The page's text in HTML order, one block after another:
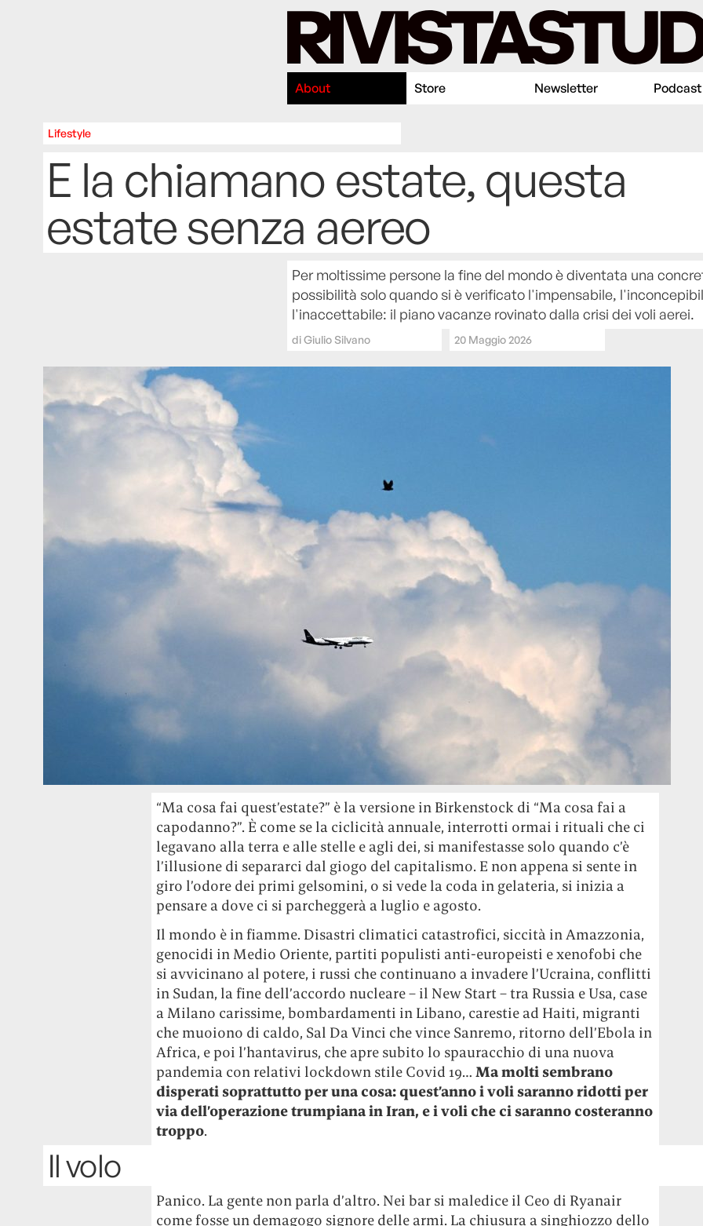
About Store Newsletter Podcast
Lifestyle
E la chiamano estate, questa
estate senza aereo
Per moltissime persone la fine del mondo è diventata una
possibilità solo quando si è verificato l'impensabile,
l'inaccettabile: il piano vacanze rovinato dalla crisi dei voli aerei.
diGiulio Silvano 20 Maggio 2026
“Ma cosa fai quest’estate?” è la versione in Birkenstock di “Ma cosa fai a
capodanno?”. È come se la ciclicità annuale, interrotti ormai i rituali che ci
legavano alla terra e alle stelle e agli dei, si manifestasse solo quando c’è
l’illusione di separarci dal giogo del capitalismo. E non appena si sente in
giro l’odore dei primi gelsomini, o si vede la coda in gelateria, si inizia a
pensare a dove ci si parcheggerà a luglio e agosto.
Il mondo è in fiamme. Disastri climatici catastrofici, siccità in Amazzonia,
genocidi in Medio Oriente, partiti populisti anti-europeisti e xenofobi che
si avvicinano al potere, i russi che continuano a invadere l’Ucraina, conflitti
in Sudan, la fine dell’accordo nucleare – il New Start – tra Russia e Usa, case
a Milano carissime, bombardamenti in Libano, carestie ad Haiti, migranti
che muoiono di caldo, Sal Da Vinci che vince Sanremo, ritorno dell’Ebola in
Africa, e poi l’hantavirus, che apre subito lo spauracchio di una nuova
pandemia con relativi lockdown stile Covid 19…Ma molti sembrano
disperati soprattutto per una cosa: quest’anno i voli saranno ridotti per
via dell’operazione trumpiana in Iran, e i voli che ci saranno costeranno
troppo.
Il volo
Panico. La gente non parla d’altro. Nei bar si maledice il Ceo di Ryanair
come fosse un demagogo signore delle armi. La chiusura a singhiozzo dello